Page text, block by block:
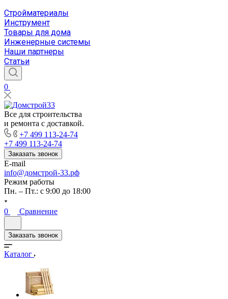
Стройматериалы
Инструмент
Товары для дома
Инженерные системы
Наши партнеры
Статьи
0
Все для строительства
и ремонта с доставкой.
+7 499 113-24-74
+7 499 113-24-74
Заказать звонок
E-mail
info@домстрой-33.рф
Режим работы
Пн. – Пт.: с 9:00 до 18:00
0 Сравнение
Заказать звонок
Каталог